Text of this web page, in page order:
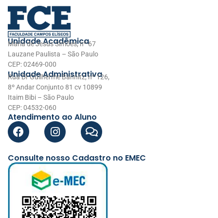
Unidade Acadêmica
Maria de Jesus Simões, nº 67
Lauzane Paulista – São Paulo
CEP: 02469-000
Unidade Administrativa
Rua Dr Guilherme Bannitz, nº 126,
8º Andar Conjunto 81 cv 10899
Itaim Bibi – São Paulo
CEP: 04532-060
Atendimento ao Aluno
Consulte nosso Cadastro no EMEC